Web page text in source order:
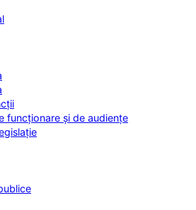
funcționare și de audiențe